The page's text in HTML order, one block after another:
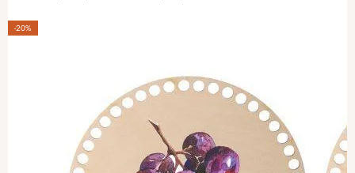
-20%